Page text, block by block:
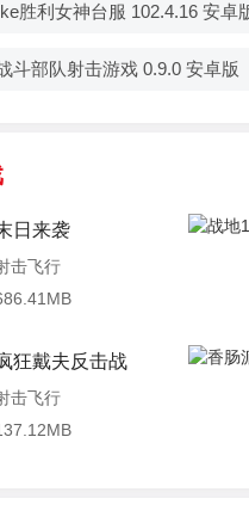
胜利女神台服 102.4.16 安卓
斗部队射击游戏 0.9.0 安卓版
日来袭
击飞行
狂戴夫反击战
击飞行